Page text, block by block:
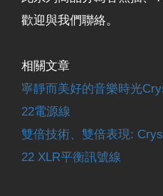
歡迎與我們聯絡。
相關文章
寧靜而美好的音樂時光
22電源線
雙倍技術、雙倍表現:
22 XLR平衡訊號線